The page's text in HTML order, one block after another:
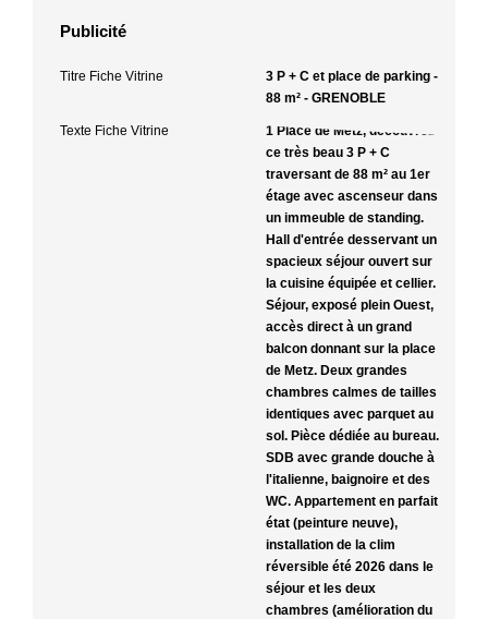
Publicité
Titre Fiche Vitrine
3 P + C et place de parking -
88 m² - GRENOBLE
Texte Fiche Vitrine
1 Place de Metz, découvrez
ce très beau 3 P + C
traversant de 88 m² au 1er
étage avec ascenseur dans
un immeuble de standing.
Hall d'entrée desservant un
spacieux séjour ouvert sur
la cuisine équipée et cellier.
Séjour, exposé plein Ouest,
accès direct à un grand
balcon donnant sur la place
de Metz. Deux grandes
chambres calmes de tailles
identiques avec parquet au
sol. Pièce dédiée au bureau.
SDB avec grande douche à
l'italienne, baignoire et des
WC. Appartement en parfait
état (peinture neuve),
installation de la clim
réversible été 2026 dans le
séjour et les deux
chambres (amélioration du